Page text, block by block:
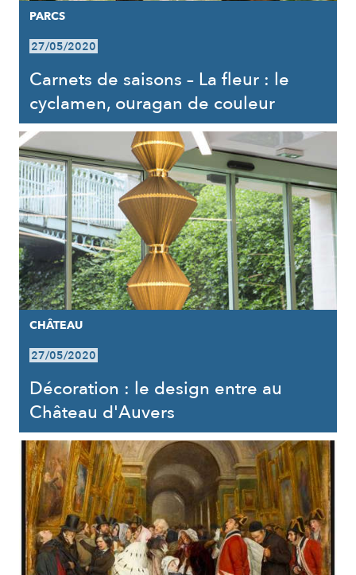
PARCS
27/05/2020
Carnets de saisons – La fleur : le
cyclamen, ouragan de couleur
CHÂTEAU
27/05/2020
Décoration : le design entre au
Château d'Auvers